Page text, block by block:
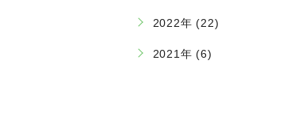
2022年 (22)
2021年 (6)